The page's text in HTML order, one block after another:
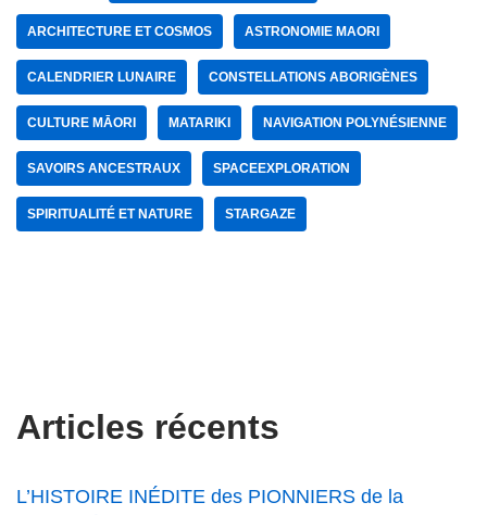
ARCHITECTURE ET COSMOS ASTRONOMIE MAORI
CALENDRIER LUNAIRE CONSTELLATIONS ABORIGÈNES
CULTURE MĀORI MATARIKI NAVIGATION POLYNÉSIENNE
SAVOIRS ANCESTRAUX SPACEEXPLORATION
SPIRITUALITÉ ET NATURE STARGAZE
Articles récents
L’HISTOIRE INÉDITE des PIONNIERS de la